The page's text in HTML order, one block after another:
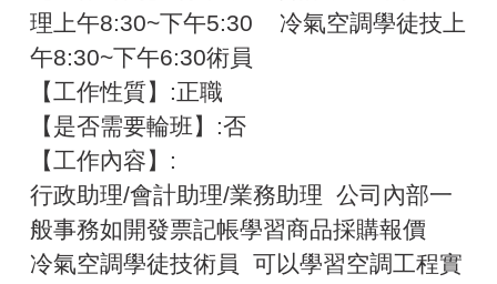
理上午8:30~下午5:30 冷氣空調學徒技上
午8:30~下午6:30術員
【工作性質】:正職
【是否需要輪班】:否
【工作內容】:
行政助理/會計助理/業務助理 公司內部一
般事務如開發票記帳學習商品採購報價
冷氣空調學徒技術員 可以學習空調工程實